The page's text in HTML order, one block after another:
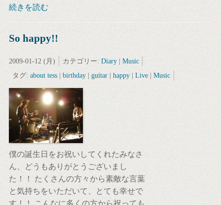
続きを読む
So happy!!
2009-01-12 (月) カテゴリー: Diary| Music
タグ: about tess| birthday| guitar| happy| Live| Music
僕の誕生日をお祝いしてくれたみなさ
ん、どうもありがとうございまし
た！！ たくさんの方々から素敵な言葉
と気持ちをいただいて、とても幸せで
す！！ こんなに多くの方から祝っても